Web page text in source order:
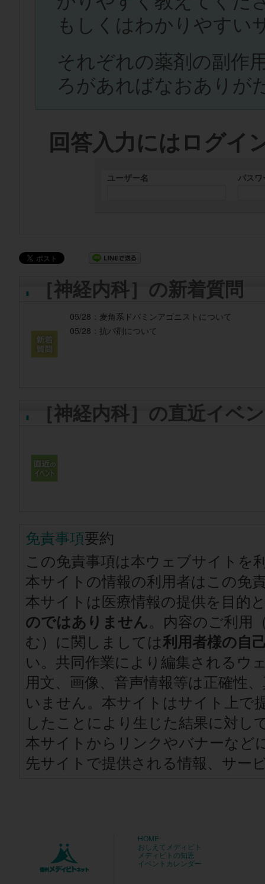
もしくはわかりやすい
それぞれの薬剤の副作
ろがあればなおありが
回答入力にはログイ
ユーザー名 パス
［神経内科］の新着質問
05/28： 麦角系ドパミンアゴニストについて
05/28： 抗パ剤について
［神経内科］の直近イベ
免責事項要約
この免責事項は本ウェブサイトを
本サイトの情報の利用者はこの免
本サイトは医療情報の提供を目的
のではありません。内容のご利用
む）に関しましては利用者様の自
い。共同作業により編集されるウ
用文、画像、音声情報等は正確性
いません。本サイトはサイト上で
したことにより生じた結果に対し
本サイトからリンクやバナーなど
先サイトで提供される情報、サー
HOME
おしえてメディビト
メディビトの知恵
イベントカレンダー